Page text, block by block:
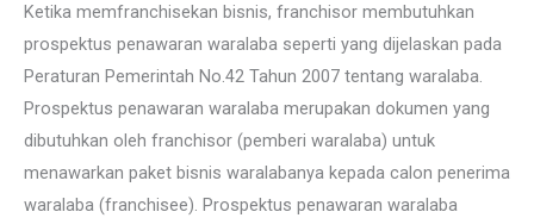
Ketika memfranchisekan bisnis, franchisor membutuhkan
prospektus penawaran waralaba seperti yang dijelaskan pada
Peraturan Pemerintah No.42 Tahun 2007 tentang waralaba.
Prospektus penawaran waralaba merupakan dokumen yang
dibutuhkan oleh franchisor (pemberi waralaba) untuk
menawarkan paket bisnis waralabanya kepada calon penerima
waralaba (franchisee). Prospektus penawaran waralaba